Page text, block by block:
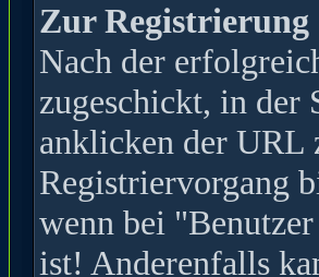
Zur Registrierung
Nach der
zugeschickt, in der
anklicken der URL
Registriervorgang
wenn bei
ist! Anderenfalls